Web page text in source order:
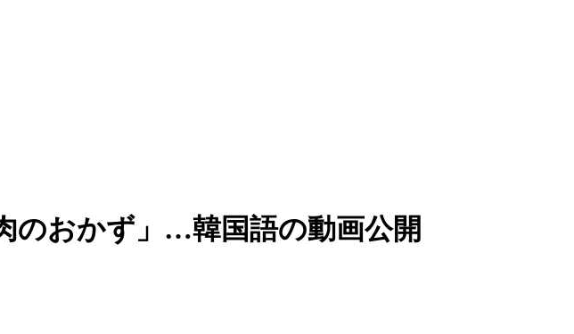
のおかず」…韓国語の動画公開